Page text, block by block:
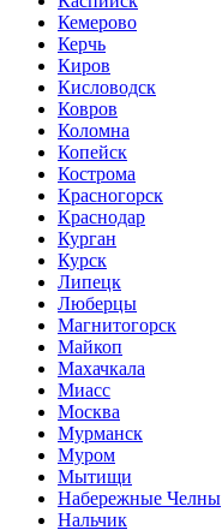
Кемерово
Керчь
Киров
Кисловодск
Ковров
Коломна
Копейск
Кострома
Красногорск
Краснодар
Курган
Курск
Липецк
Люберцы
Магнитогорск
Майкоп
Махачкала
Миасс
Москва
Мурманск
Муром
Мытищи
Набережные Челны
Нальчик